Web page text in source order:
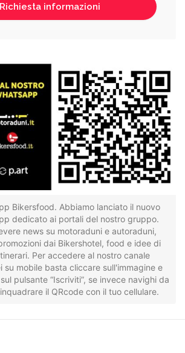
Bikersfood. Abbiamo lanciato il nuovo
dedicato ai portali del nostro gruppo.
news su motoraduni e autoraduni,
dai Bikershotel, food e idee di
Per accedere al nostro canale
su mobile basta cliccare sull'immagine e
pulsante “Iscriviti”, se invece navighi da
il QRcode con il tuo cellulare.